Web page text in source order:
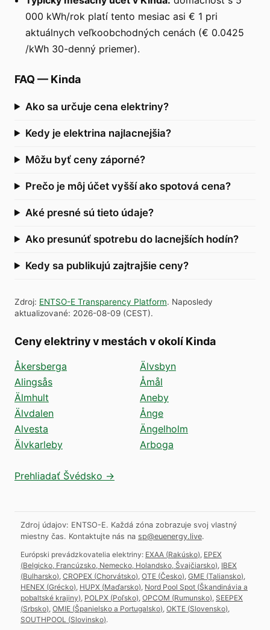
000 kWh/rok platí tento mesiac asi € 1 pri
aktuálnych veľkoobchodných cenách (€ 0.0425
/kWh 30-denný priemer).
FAQ — Kinda
Ako sa určuje cena elektriny?
Kedy je elektrina najlacnejšia?
Môžu byť ceny záporné?
Prečo je môj účet vyšší ako spotová cena?
Aké presné sú tieto údaje?
Ako presunúť spotrebu do lacnejších hodín?
Kedy sa publikujú zajtrajšie ceny?
Zdroj: ENTSO-E Transparency Platform. Naposledy
aktualizované: 2026-08-09 (CEST).
Ceny elektriny v mestách v okolí Kinda
Åkersberga
Alingsås
Älmhult
Älvdalen
Alvesta
Älvkarleby
Älvsbyn
Åmål
Aneby
Ånge
Ängelholm
Arboga
Prehliadať Švédsko →
Zdroj údajov: ENTSO-E. Každá zóna zobrazuje svoj vlastný
miestny čas. Kontaktujte nás na sp@euenergy.live.
Európski prevádzkovatelia elektriny: EXAA (Rakúsko) EPEX
(Belgicko, Francúzsko, Nemecko, Holandsko, Švajčiarsko) IBEX
(Bulharsko) CROPEX (Chorvátsko) OTE (Česko) GME (Taliansko)
HENEX (Grécko) HUPX (Maďarsko) Nord Pool Spot (Škandinávia a
pobaltské krajiny) POLPX (Poľsko) OPCOM (Rumunsko) SEEPEX
(Srbsko) OMIE (Španielsko a Portugalsko) OKTE (Slovensko)
SOUTHPOOL (Slovinsko).